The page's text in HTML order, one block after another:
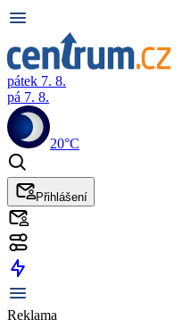
pátek 7. 8.
pá 7. 8.
20°C
Přihlášení
Reklama